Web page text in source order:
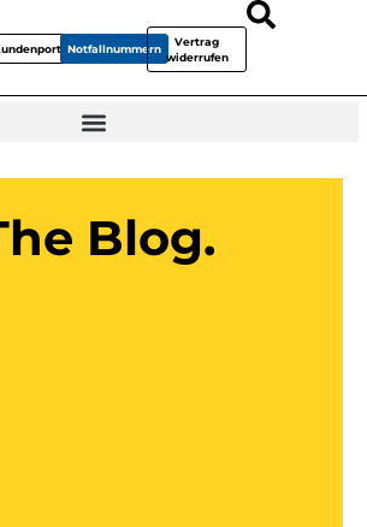
Notfallnummern
Vertrag
widerrufen
Blog.